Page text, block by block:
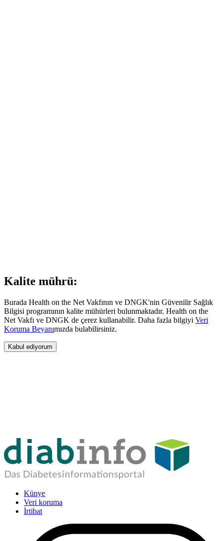
Kalite mührü:
Burada Health on the Net Vakfının ve DNGK'nin Güvenilir Sağlık
Bilgisi programının kalite mühürleri bulunmaktadır. Health on the
Net Vakfı ve DNGK de çerez kullanabilir. Daha fazla bilgiyi Veri
Koruma Beyanımızda bulabilirsiniz.
Kabul ediyorum
Künye
Veri koruma
İrtibat